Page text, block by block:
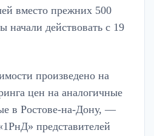
вместо прежних 500
начали действовать с 19
произведено на
цен на аналогичные
в Ростове-на-Дону, —
представителей